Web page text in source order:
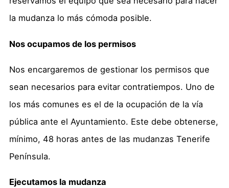
la mudanza lo más cómoda posible.
Nos ocupamos de los permisos
Nos encargaremos de gestionar los permisos que
sean necesarios para evitar contratiempos. Uno de
los más comunes es el de la ocupación de la vía
pública ante el Ayuntamiento. Este debe obtenerse,
mínimo, 48 horas antes de las mudanzas Tenerife
Península.
Ejecutamos la mudanza